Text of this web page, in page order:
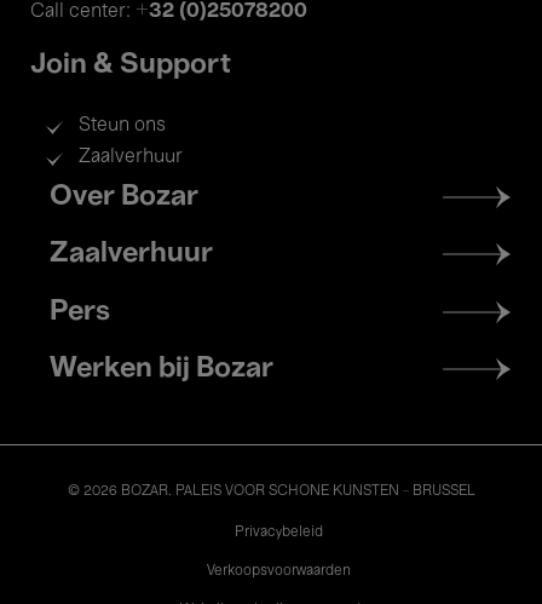
Call center: +32 (0)25078200
Join & Support
Steun ons
Zaalverhuur
Footer
menu
Over Bozar
Zaalverhuur
Pers
Werken bij Bozar
© 2026 BOZAR. PALEIS VOOR SCHONE KUNSTEN - BRUSSEL
Privacybeleid
Verkoopsvoorwaarden